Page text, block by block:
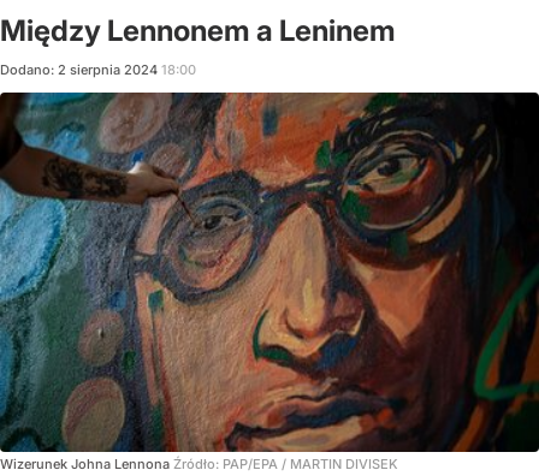
Między Lennonem a Leninem
Dodano: 2 sierpnia 2024 18:00
Wizerunek Johna Lennona Źródło: PAP/EPA / MARTIN DIVISEK